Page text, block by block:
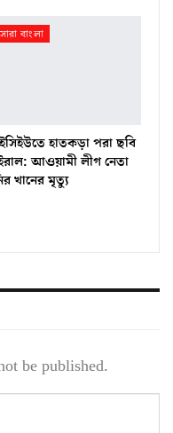
সারা বাংলা
হাতকড়া পরা ছবি
আওয়ামী লীগ নেতা
খানের মৃত্যু
be published.